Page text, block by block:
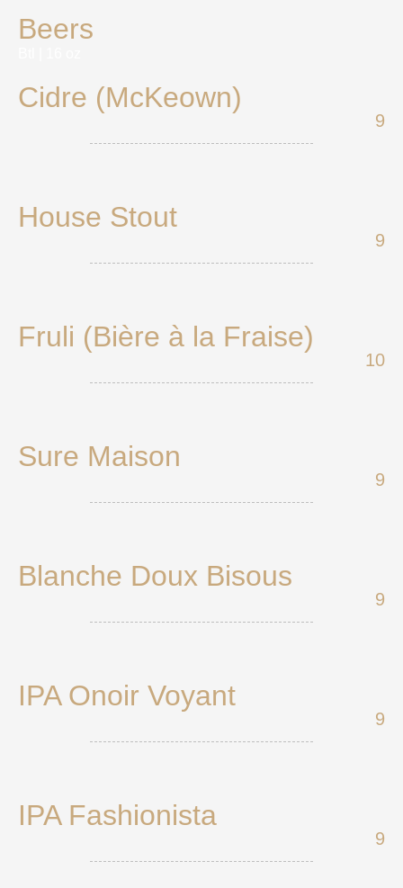
Beers
Cidre (McKeown)
9
House Stout
9
Fruli (Bière à la Fraise)
10
Sure Maison
9
Blanche Doux Bisous
9
IPA Onoir Voyant
9
IPA Fashionista
9